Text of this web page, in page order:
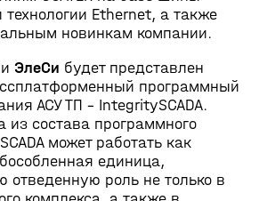
технологии Ethernet, а также
новинкам компании.
ЭлеСи будет представлен
программный
АСУ ТП - IntegritySCADA.
из состава программного
может работать как
единица,
роль не только в